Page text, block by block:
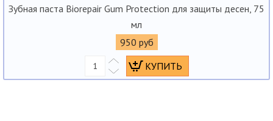
Зубная паста Biorepair Gum Protection для защиты десен, 75
мл
950 руб